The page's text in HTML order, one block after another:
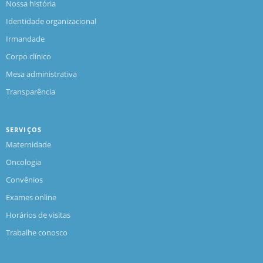
Nossa história
Identidade organizacional
Irmandade
Corpo clínico
Mesa administrativa
Transparência
SERVIÇOS
Maternidade
Oncologia
Convênios
Exames online
Horários de visitas
Trabalhe conosco